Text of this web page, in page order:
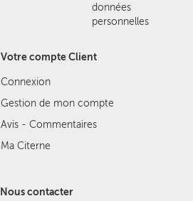
données
personnelles
Votre compte Client
Connexion
Gestion de mon compte
Avis - Commentaires
Ma Citerne
Nous contacter